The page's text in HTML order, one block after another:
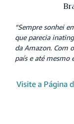
“Sempre sonhei
que parecia
da Amazon. Com
país e até mesmo
Visite a Página